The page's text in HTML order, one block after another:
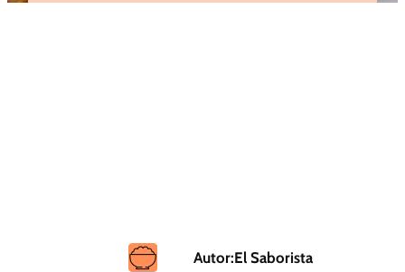
Autor:El Saborista